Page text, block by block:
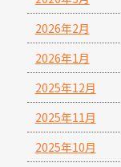
2026年2月
2026年1月
2025年12月
2025年11月
2025年10月